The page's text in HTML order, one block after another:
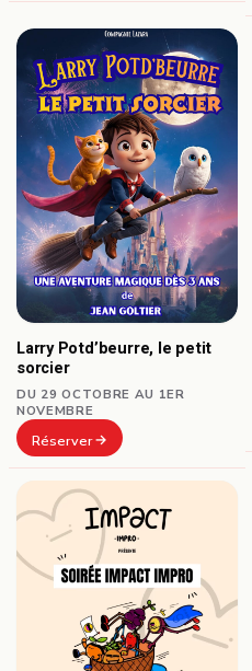
Larry Potd’beurre, le petit
sorcier
DU 29 OCTOBRE AU 1ER
NOVEMBRE
Réserver